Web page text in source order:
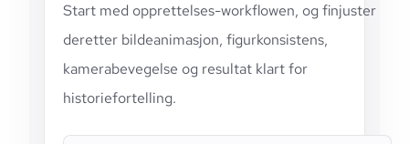
Start med opprettelses-workflowen, og finjuster
deretter bildeanimasjon, figurkonsistens,
kamerabevegelse og resultat klart for
historiefortelling.